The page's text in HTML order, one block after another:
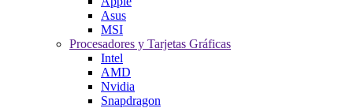
Asus
MSI
Procesadores y Tarjetas Gráficas
Intel
AMD
Nvidia
Snapdragon